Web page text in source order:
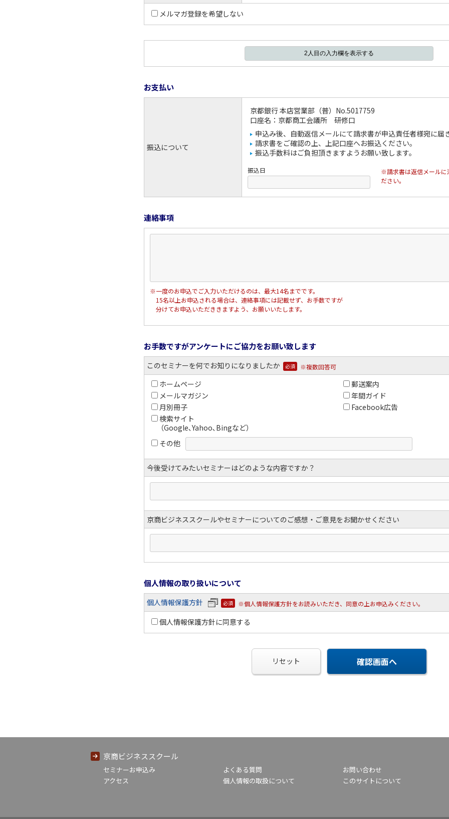
メルマガ登録を希望しない
お支払い
振込について
京都銀行 本店営業部（普）No.5017759
口座名：京都商工会議所 研修口
申込み後、自動返信メールにて請求書が申込責任者様宛に届
請求書をご確認の上、上記口座へお振込ください。
振込手数料はご負担頂きますようお願い致します。
振込日
※請求書は返信メールに
ださい。
連絡事項
※一度のお申込でご入力いただけるのは、最大14名までです。
15名以上お申込される場合は、連絡事項には記載せず、お手数ですが
分けてお申込いただききますよう、お願いいたします。
お手数ですがアンケートにご協力をお願い致します
このセミナーを何でお知りになりましたか 必須 ※複数回答可
ホームページ
郵送案内
メールマガジン
年間ガイド
月別冊子
Facebook広告
検索サイト
（Google､Yahoo､Bingなど）
その他
今後受けてみたいセミナーはどのような内容ですか？
京商ビジネススクールやセミナーについてのご感想・ご意見をお聞かせください
個人情報の取り扱いについて
個人情報保護方針 必須 ※個人情報保護方針をお読みいただき、同意の上お申込みください。
個人情報保護方針に同意する
リセット 確認画面へ
京商ビジネススクール
セミナーお申込み よくある質問
お問い合わせ
アクセス
個人情報の取扱について このサイトについて